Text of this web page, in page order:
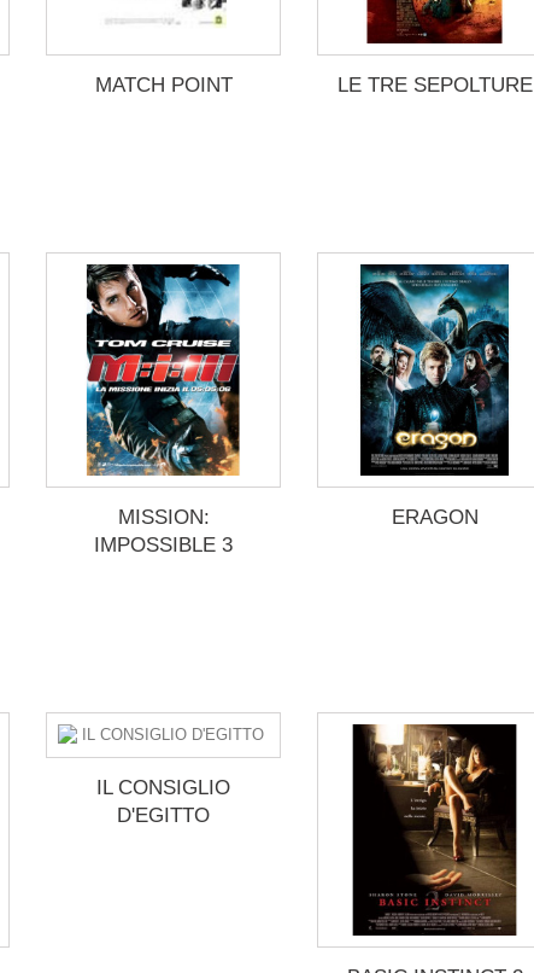
MATCH POINT LE TRE SEPOLTURE
MISSION:
IMPOSSIBLE 3
ERAGON
IL CONSIGLIO
D'EGITTO